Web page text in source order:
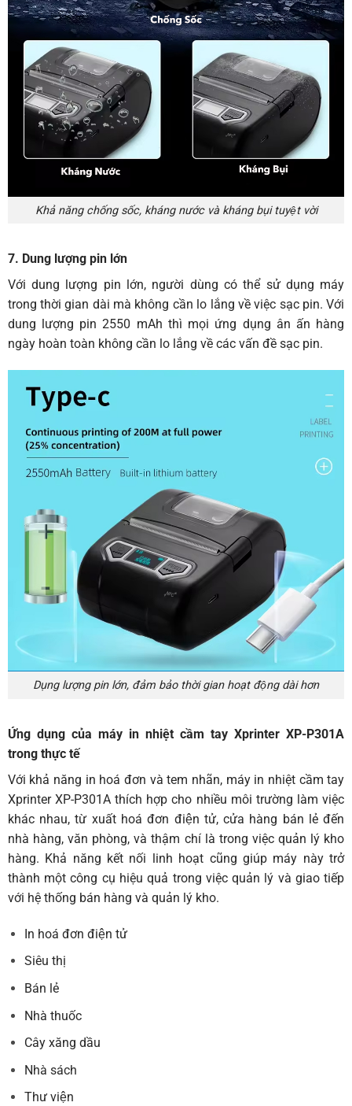
Khả năng chống sốc, kháng nước và kháng bụi tuyệt vời
7. Dung lượng pin lớn
Với dung lượng pin lớn, người dùng có thể sử dụng máy
trong thời gian dài mà không cần lo lắng về việc sạc pin. Với
dung lượng pin 2550 mAh thì mọi ứng dụng ân ấn hàng
ngày hoàn toàn không cần lo lắng về các vấn đề sạc pin.
Dụng lượng pin lớn, đảm bảo thời gian hoạt động dài hơn
Ứng dụng của máy in nhiệt cầm tay Xprinter XP-P301A
trong thực tế
Với khả năng in hoá đơn và tem nhãn, máy in nhiệt cầm tay
Xprinter XP-P301A thích hợp cho nhiều môi trường làm việc
khác nhau, từ xuất hoá đơn điện tử, cửa hàng bán lẻ đến
nhà hàng, văn phòng, và thậm chí là trong việc quản lý kho
hàng. Khả năng kết nối linh hoạt cũng giúp máy này trở
thành một công cụ hiệu quả trong việc quản lý và giao tiếp
với hệ thống bán hàng và quản lý kho.
In hoá đơn điện tử
Siêu thị
Bán lẻ
Nhà thuốc
Cây xăng dầu
Nhà sách
Thư viện